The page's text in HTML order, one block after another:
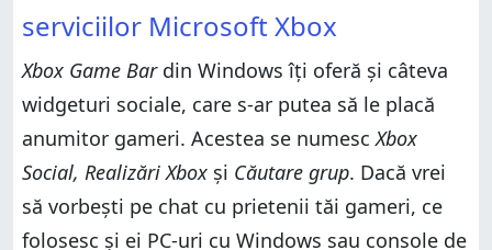
serviciilor Microsoft Xbox
Xbox Game Bardin Windows îți oferă și câteva
widgeturi sociale, care s-ar putea să le placă
anumitor gameri. Acestea se numescXbox
Social, Realizări Xbox și Căutare grup. Dacă vrei
să vorbești pe chat cu prietenii tăi gameri, ce
folosesc și ei PC-uri cu Windows sau console de